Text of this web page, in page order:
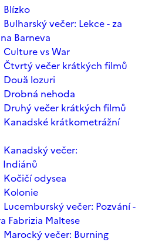
Blízko
večer: Lekce - za
Barneva
Culture vs War
Čtvrtý večer krátkých filmů
Două lozuri
Drobná nehoda
Druhý večer krátkých filmů
Kanadské krátkometrážní
Kanadský večer:
Indiánů
Kočičí odysea
Kolonie
Lucemburský večer: Pozvání -
Fabrizia Maltese
Marocký večer: Burning